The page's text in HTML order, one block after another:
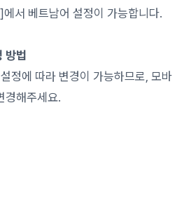
서 베트남어 설정이 가능합니다.
방법
정에 따라 변경이 가능하므로, 모바
경해주세요.